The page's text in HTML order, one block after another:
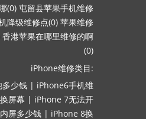
(0) 屯留县苹果手机维修
降级维修点(0) 苹果维修
香港苹果在哪里维修的啊
(0)
iPhone维修类目:
少钱 | iPhone6手机维
屏幕 | iPhone 7无法开
屏多少钱 | iPhone 8换